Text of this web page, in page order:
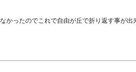
かったのでこれで自由が丘で折り返す事が出